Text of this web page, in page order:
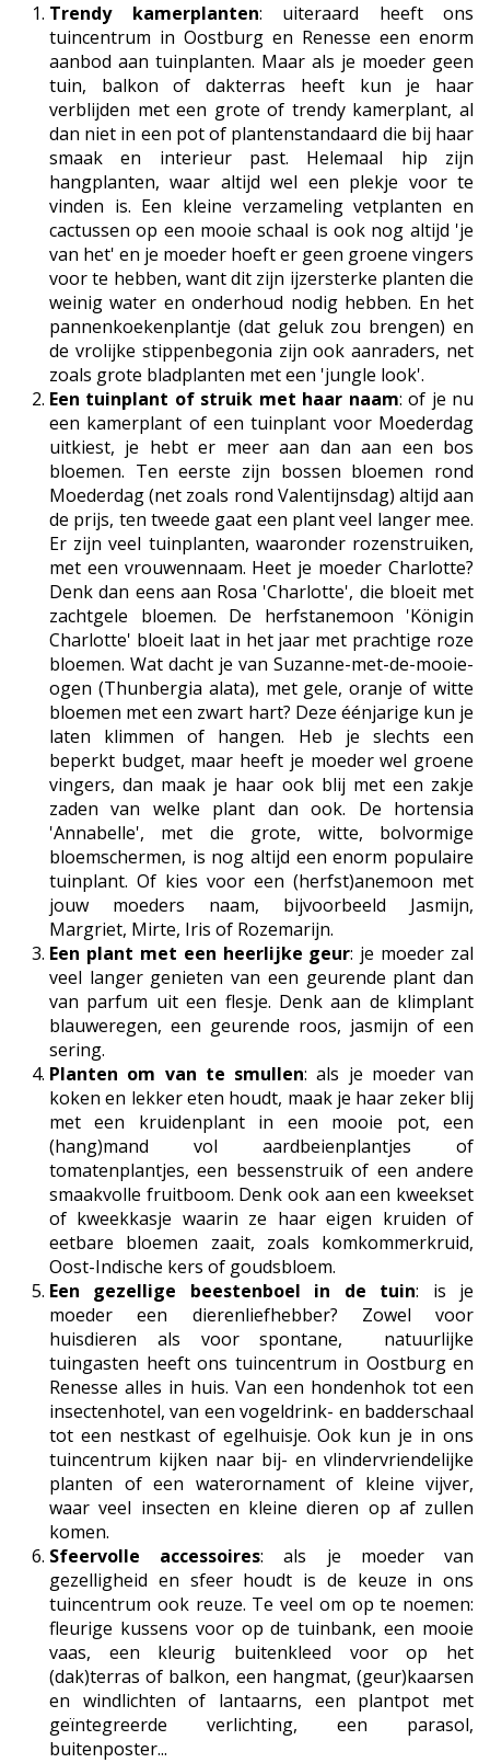
Trendy kamerplanten: uiteraard heeft ons
tuincentrum in Oostburg en Renesse een enorm
aanbod aan tuinplanten. Maar als je moeder geen
tuin, balkon of dakterras heeft kun je haar
verblijden met een grote of trendy kamerplant, al
dan niet in een pot of plantenstandaard die bij haar
smaak en interieur past. Helemaal hip zijn
hangplanten, waar altijd wel een plekje voor te
vinden is. Een kleine verzameling vetplanten en
cactussen op een mooie schaal is ook nog altijd 'je
van het' en je moeder hoeft er geen groene vingers
voor te hebben, want dit zijn ijzersterke planten die
weinig water en onderhoud nodig hebben. En het
pannenkoekenplantje (dat geluk zou brengen) en
de vrolijke stippenbegonia zijn ook aanraders, net
zoals grote bladplanten met een 'jungle look'.
Een tuinplant of struik met haar naam: of je nu
een kamerplant of een tuinplant voor Moederdag
uitkiest, je hebt er meer aan dan aan een bos
bloemen. Ten eerste zijn bossen bloemen rond
Moederdag (net zoals rond Valentijnsdag) altijd aan
de prijs, ten tweede gaat een plant veel langer mee.
Er zijn veel tuinplanten, waaronder rozenstruiken,
met een vrouwennaam. Heet je moeder Charlotte?
Denk dan eens aan Rosa 'Charlotte', die bloeit met
zachtgele bloemen. De herfstanemoon 'Königin
Charlotte' bloeit laat in het jaar met prachtige roze
bloemen. Wat dacht je van Suzanne-met-de-mooie-
ogen (Thunbergia alata), met gele, oranje of witte
bloemen met een zwart hart? Deze éénjarige kun je
laten klimmen of hangen. Heb je slechts een
beperkt budget, maar heeft je moeder wel groene
vingers, dan maak je haar ook blij met een zakje
zaden van welke plant dan ook. De hortensia
'Annabelle', met die grote, witte, bolvormige
bloemschermen, is nog altijd een enorm populaire
tuinplant. Of kies voor een (herfst)anemoon met
jouw moeders naam, bijvoorbeeld Jasmijn,
Margriet, Mirte, Iris of Rozemarijn.
Een plant met een heerlijke geur: je moeder zal
veel langer genieten van een geurende plant dan
van parfum uit een flesje. Denk aan de klimplant
blauweregen, een geurende roos, jasmijn of een
sering.
Planten om van te smullen: als je moeder van
koken en lekker eten houdt, maak je haar zeker blij
met een kruidenplant in een mooie pot, een
(hang)mand vol aardbeienplantjes of
tomatenplantjes, een bessenstruik of een andere
smaakvolle fruitboom. Denk ook aan een kweekset
of kweekkasje waarin ze haar eigen kruiden of
eetbare bloemen zaait, zoals komkommerkruid,
Oost-Indische kers of goudsbloem.
Een gezellige beestenboel in de tuin: is je
moeder een dierenliefhebber? Zowel voor
huisdieren als voor spontane, natuurlijke
tuingasten heeft ons tuincentrum in Oostburg en
Renesse alles in huis. Van een hondenhok tot een
insectenhotel, van een vogeldrink- en badderschaal
tot een nestkast of egelhuisje. Ook kun je in ons
tuincentrum kijken naar bij- en vlindervriendelijke
planten of een waterornament of kleine vijver,
waar veel insecten en kleine dieren op af zullen
komen.
Sfeervolle accessoires: als je moeder van
gezelligheid en sfeer houdt is de keuze in ons
tuincentrum ook reuze. Te veel om op te noemen:
fleurige kussens voor op de tuinbank, een mooie
vaas, een kleurig buitenkleed voor op het
(dak)terras of balkon, een hangmat, (geur)kaarsen
en windlichten of lantaarns, een plantpot met
geïntegreerde verlichting, een parasol,
buitenposter...